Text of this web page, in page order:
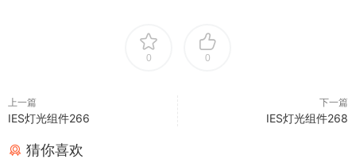
0 0
上一篇
IES灯光组件266
下一篇
IES灯光组件268
猜你喜欢